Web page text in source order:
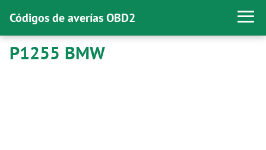
Códigos de averías OBD2
P1255 BMW